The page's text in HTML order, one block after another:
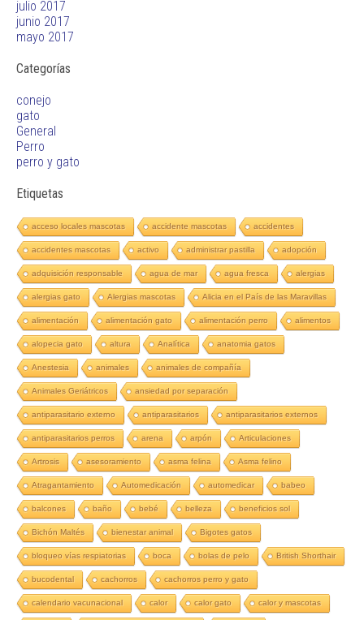
julio 2017
junio 2017
mayo 2017
Categorías
conejo
gato
General
Perro
perro y gato
Etiquetas
acceso locales mascotas accidente mascotas accidentes
accidentes mascotas activo administrar pastilla adopción
adquisición responsable agua de mar agua fresca alergias
alergias gato Alergias mascotas Alicia en el País de las Maravillas
alimentación alimentación gato alimentación perro alimentos
alopecia gato altura Analítica anatomia gatos
Anestesia animales animales de compañía
Animales Geriátricos ansiedad por separación
antiparasitario externo antiparasitarios antiparasitarios externos
antiparasitarios perros arena arpón Articulaciones
Artrosis asesoramiento asma felina Asma felino
Atragantamiento Automedicación automedicar babeo
balcones baño bebé belleza beneficios sol
Bichón Maltés bienestar animal Bigotes gatos
bloqueo vías respiatorias boca bolas de pelo British Shorthair
bucodental cachorros cachorros perro y gato
calendario vacunacional calor calor gato calor y mascotas